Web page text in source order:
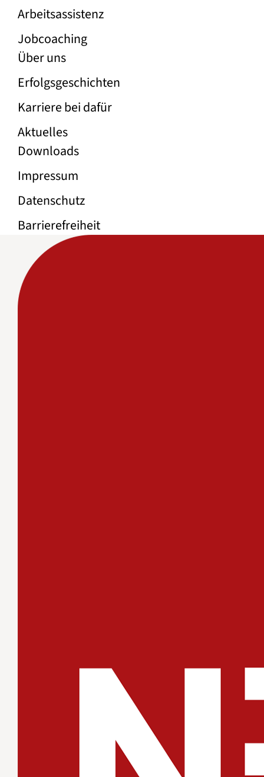
Arbeitsassistenz
Jobcoaching
Über die Firma Dafür
Über uns
Erfolgs­geschichten
Karriere bei dafür
Aktuelles
Rechtliche Links
Downloads
Impressum
Datenschutz
Barrierefreiheit